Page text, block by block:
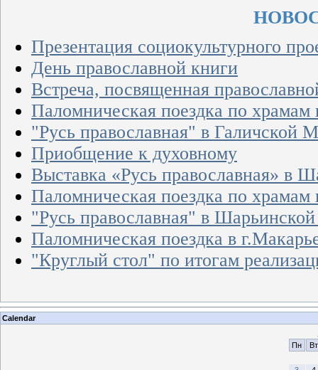
Презентация социокультурного
День православной книги
Встреча, посвященная
Паломническая поездка по храмам
"Русь православная" в
Приобщение к духовному
Выставка «Русь православная» в
Паломническая поездка по
"Русь православная" в
Паломническая поездка в
"Круглый стол" по итогам
Calendar
Пн
Вт